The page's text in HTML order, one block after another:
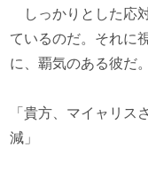
しっかりとした応
ているのだ。それに
に、覇気のある彼だ。
「貴方、マイャリス
減」